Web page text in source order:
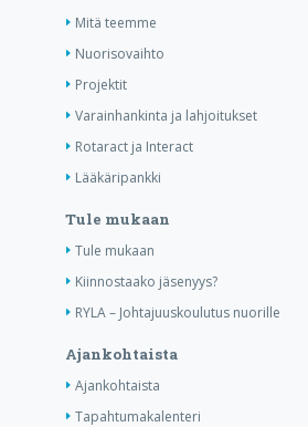
Mitä teemme
Nuorisovaihto
Projektit
Varainhankinta ja lahjoitukset
Rotaract ja Interact
Lääkäripankki
Tule mukaan
Tule mukaan
Kiinnostaako jäsenyys?
RYLA – Johtajuuskoulutus nuorille
Ajankohtaista
Ajankohtaista
Tapahtumakalenteri